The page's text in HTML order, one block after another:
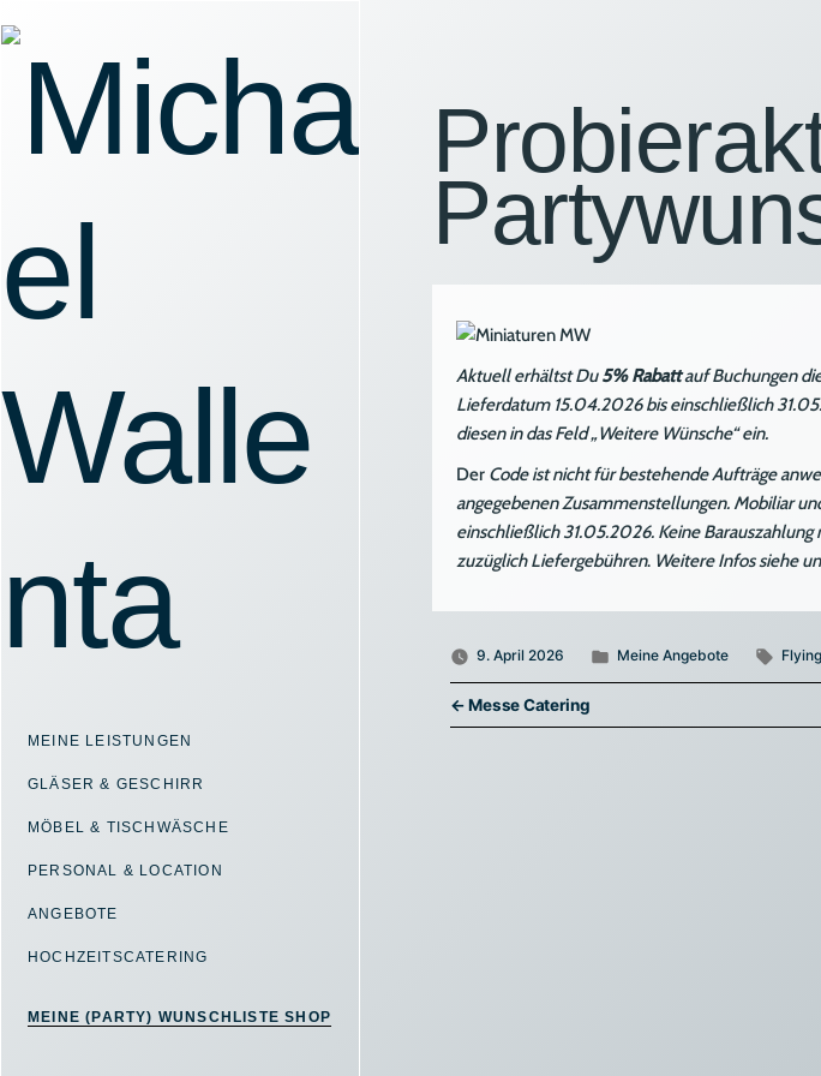
Inhalt
springen
MEINE LEISTUNGEN
GLÄSER & GESCHIRR
MÖBEL & TISCHWÄSCHE
PERSONAL & LOCATION
ANGEBOTE
HOCHZEITSCATERING
MEINE (PARTY) WUNSCHLISTE SHOP
Aktuell erhältst Du5% Rabattauf Buchungen
Lieferdatum 15.04.2026 bis einschließlich
diesen in das Feld „Weitere Wünsche“ ein.
Der Code ist nicht für bestehende Aufträge
angegebenen Zusammenstellungen. Mobiliar
einschließlich 31.05.2026. Keine
zuzüglich Liefergebühren. Weitere Infos siehe
9. April 2026
Veröffentlicht
unter
Meine Angebote
Beitragsnavigation
← Messe Catering